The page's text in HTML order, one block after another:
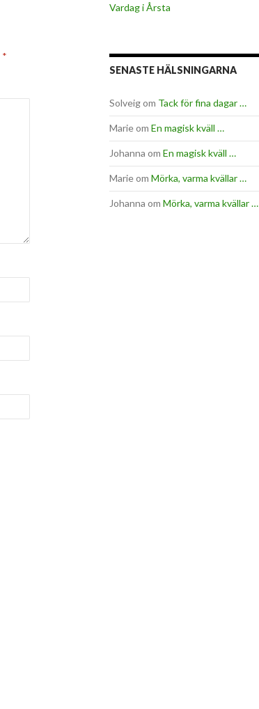
*
Vardag i Årsta
SENASTE HÄLSNINGARNA
Solveigom Tack för fina dagar …
Marieom En magisk kväll …
Johanna om En magisk kväll …
Marieom Mörka, varma kvällar …
Johanna om Mörka, varma kvällar …